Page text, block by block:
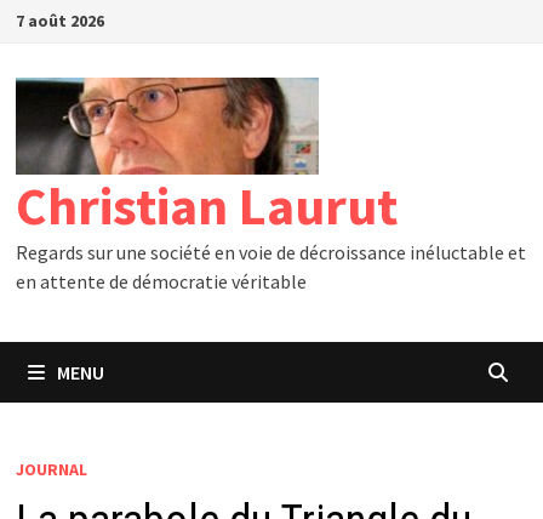
Passer
contenu
7 août 2026
Christian Laurut
Regards sur une société en voie de décroissance inéluctable et
en attente de démocratie véritable
MENU
JOURNAL